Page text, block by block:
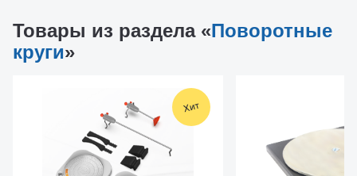
Товары из раздела «Поворотные
круги»